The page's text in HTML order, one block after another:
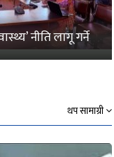
नीति लागू गर्ने
थप सामाग्री